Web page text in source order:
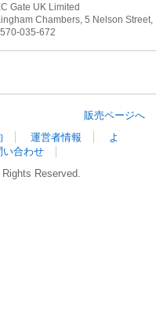
Gate UK Limited
Chambers, 5 Nelson
035-672
販売ページへ
運営者情報
よ
い合わせ
Reserved.